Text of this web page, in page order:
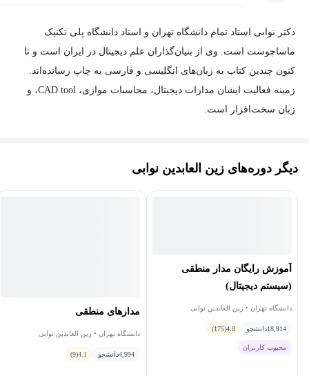
دکتر نوابی استاد تمام دانشگاه تهران و استاد دانشگاه پلی تکنیک
ماساچوست است. وی از بنیان‌گذاران علم دیجیتال در ایران است و تا
کنون چندین کتاب به زبان‌های انگلیسی و فارسی به چاپ رسانده‌اند.
زمینه فعالیت ایشان مدارات دیجیتال، محاسبات موازی، CAD tool، و
زبان سخت‌افزار است.
دیگر دوره‌های زین العابدین نوابی
آموزش رایگان مدار منطقی
(سیستم دیجیتال)
دانشگاه تهران • زین العابدین نوابی
18,914دانشجو 4.8
(175)
محبوب کاربران
مدارهای منطقی
دانشگاه تهران • زین العابدین نوابی
4,994دانشجو 4.1
(9)